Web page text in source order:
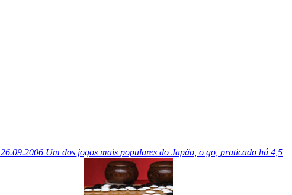
26.09.2006 Um dos jogos mais populares do Japão, o go, praticado há 4,5